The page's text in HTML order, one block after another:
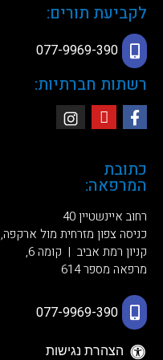
לקביעת תורים:
077-9969-390
רשתות חברתיות:
כתובת
המרפאה:
רחוב איינשטיין 40
כניסה צפון מזרחית מול ארקפה,
קניון רמת אביב | קומה 6,
מרפאה מספר 614
077-9969-390
הצהרת נגישות